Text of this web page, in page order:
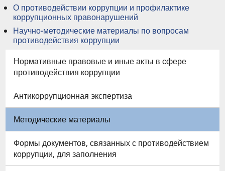
О противодействии коррупции и профилактике
коррупционных правонарушений
Научно-методические материалы по вопросам
противодействия коррупции
Нормативные правовые и иные акты в сфере
противодействия коррупции
Антикоррупционная экспертиза
Методические материалы
Формы документов, связанных с противодействием
коррупции, для заполнения